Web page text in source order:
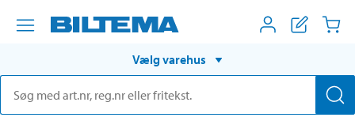
Vælg varehus